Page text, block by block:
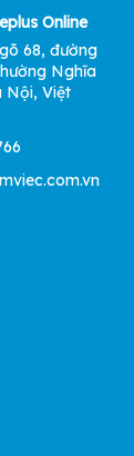
Online
68, đường
Nghĩa
Nội, Việt